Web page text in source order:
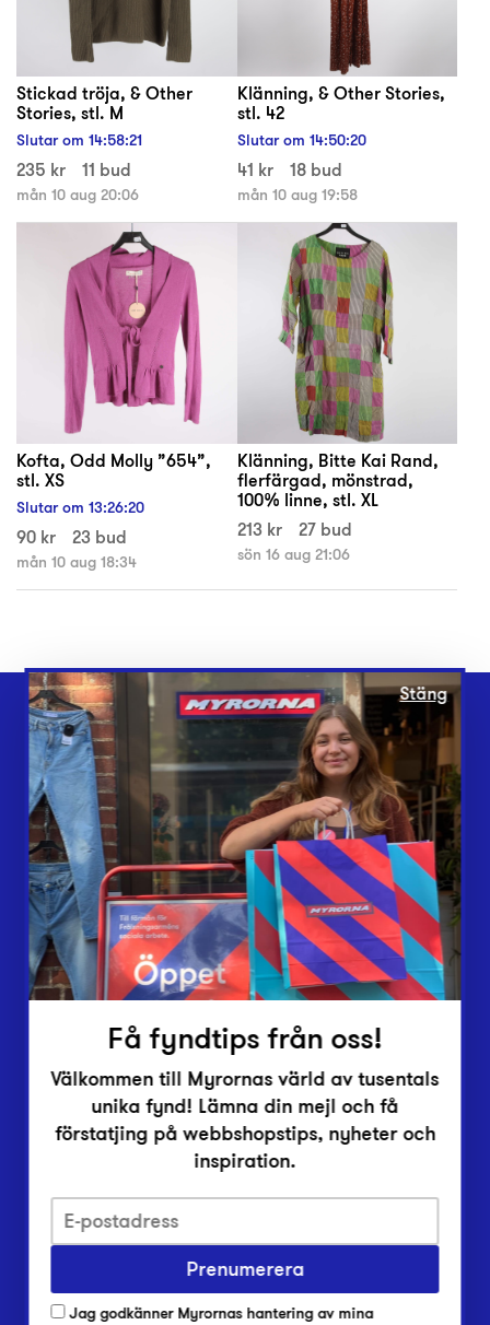
Stickad tröja, & Other
Stories, stl. M
Slutar om 14:58:21
235 kr 11 bud
mån 10 aug 20:06
Klänning, & Other Stories,
stl. 42
Slutar om 14:50:20
41 kr 18 bud
mån 10 aug 19:58
Kofta, Odd Molly ”654”,
stl. XS
Slutar om 13:26:20
90 kr 23 bud
mån 10 aug 18:34
Klänning, Bitte Kai Rand,
flerfärgad, mönstrad,
100% linne, stl. XL
213 kr
27 bud
sön 16 aug 21:06
Webbshop
Butiker
Lämna in
Vårt överskott
Inlämningsplatser
Om Myrorna
Lediga jobb
Pressrum
Integritetsskyddspolicy
Har du frågor om onlineköp, leverans eller retur?
Har du frågor om vår verksamhet?
Stäng
Få fyndtips från oss!
Välkommen till Myrornas värld av tusentals
unika fynd! Lämna din mejl och få
förstatjing på webbshopstips, nyheter och
inspiration.
Prenumerera
Jag godkänner Myrornas hantering av mina